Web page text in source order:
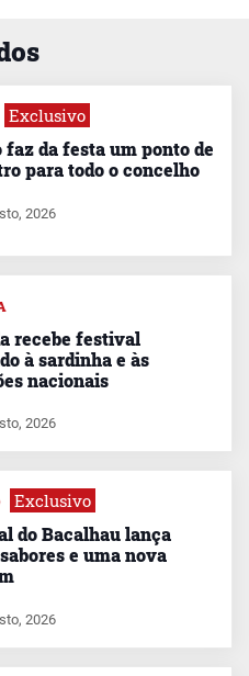
Exclusivo
faz da festa um ponto de
para todo o concelho
2026
recebe festival
à sardinha e às
nacionais
2026
Exclusivo
do Bacalhau lança
e uma nova
2026